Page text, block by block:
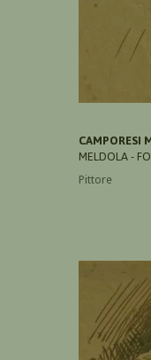
CAMPORESI
MELDOLA -
Pittore